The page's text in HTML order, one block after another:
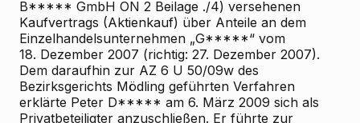
B***** GmbH ON 2 Beilage ./4) versehenen
Kaufvertrags (Aktienkauf) über Anteile an dem
Einzelhandelsunternehmen „G*****“ vom
18. Dezember 2007 (richtig: 27. Dezember 2007).
Dem daraufhin zur AZ 6 U 50/09w des
Bezirksgerichts Mödling geführten Verfahren
erklärte Peter D***** am 6. März 2009 sich als
Privatbeteiligter anzuschließen. Er führte zur